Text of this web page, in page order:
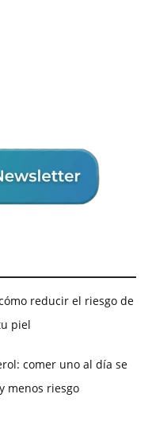
reducir el riesgo de
piel
comer uno al día se
menos riesgo